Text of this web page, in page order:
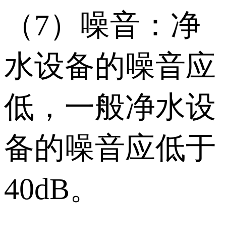
（7）噪音：净
水设备的噪音应
低，一般净水设
备的噪音应低于
40dB。